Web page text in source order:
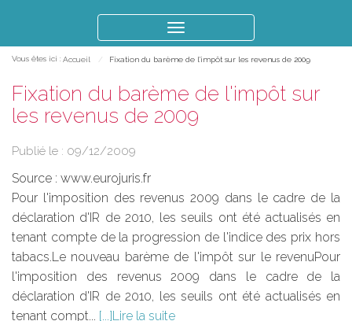
le
Vous êtes ici : Accueil Fixation du barème de l'impôt sur les revenus de 2009
Fixation du barème de l'impôt sur
les revenus de 2009
Publié le : 09/12/2009
Source : www.eurojuris.fr
Pour l'imposition des revenus 2009 dans le cadre de la
déclaration d'IR de 2010, les seuils ont été actualisés en
tenant compte de la progression de l'indice des prix hors
tabacs.Le nouveau barème de l'impôt sur le revenuPour
l'imposition des revenus 2009 dans le cadre de la
déclaration d'IR de 2010, les seuils ont été actualisés en
tenant compt...
Lire la suite